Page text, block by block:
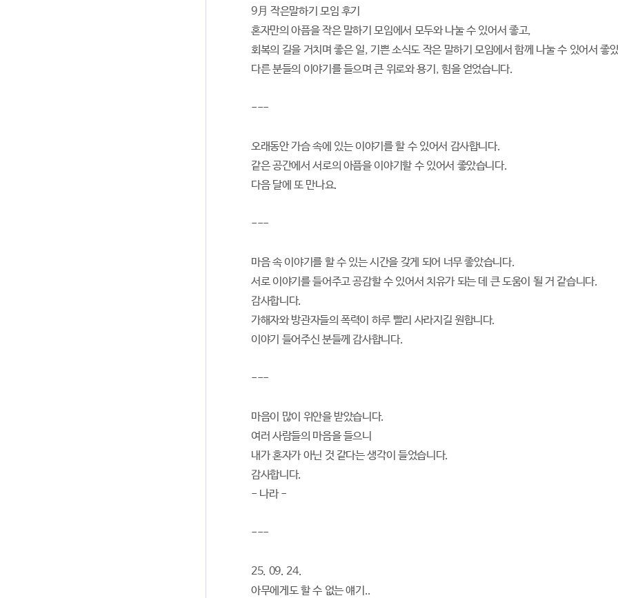
9月 작은말하기 모임 후기
혼자만의 아픔을 작은 말하기 모임에서 모두와 나눌 수 있어서 좋고,
회복의 길을 거치며 좋은 일, 기쁜 소식도 작은 말하기 모임에서 함께 나눌 수 있어서 좋
다른 분들의 이야기를 들으며 큰 위로와 용기, 힘을 얻었습니다.
---
오래동안 가슴 속에 있는 이야기를 할 수 있어서 감사합니다.
같은 공간에서 서로의 아픔을 이야기할 수 있어서 좋았습니다.
다음 달에 또 만나요.
---
마음 속 이야기를 할 수 있는 시간을 갖게 되어 너무 좋았습니다.
서로 이야기를 들어주고 공감할 수 있어서 치유가 되는 데 큰 도움이 될 거 같습니다.
감사합니다.
가해자와 방관자들의 폭력이 하루 빨리 사라지길 원합니다.
이야기 들어주신 분들께 감사합니다.
---
마음이 많이 위안을 받았습니다.
여러 사람들의 마음을 들으니
내가 혼자가 아닌 것 같다는 생각이 들었습니다.
감사합니다.
- 나라 -
---
25. 09. 24.
아무에게도 할 수 없는 얘기..